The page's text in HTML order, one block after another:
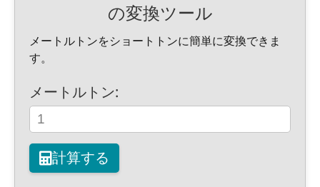
の変換ツール
メートルトンをショートトンに簡単に変換できま
す。
メートルトン:
計算する